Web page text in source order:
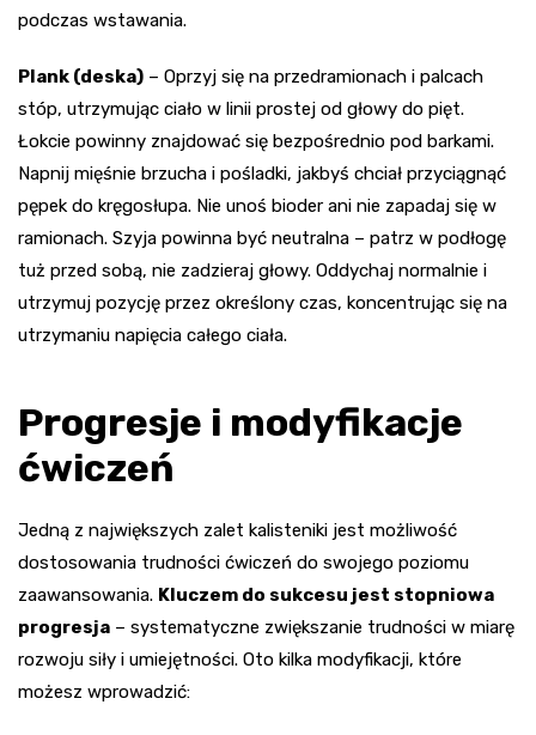
podczas wstawania.
Plank (deska) – Oprzyj się na przedramionach i palcach
stóp, utrzymując ciało w linii prostej od głowy do pięt.
Łokcie powinny znajdować się bezpośrednio pod barkami.
Napnij mięśnie brzucha i pośladki, jakbyś chciał przyciągnąć
pępek do kręgosłupa. Nie unoś bioder ani nie zapadaj się w
ramionach. Szyja powinna być neutralna – patrz w podłogę
tuż przed sobą, nie zadzieraj głowy. Oddychaj normalnie i
utrzymuj pozycję przez określony czas, koncentrując się na
utrzymaniu napięcia całego ciała.
Progresje i modyfikacje
ćwiczeń
Jedną z największych zalet kalisteniki jest możliwość
dostosowania trudności ćwiczeń do swojego poziomu
zaawansowania. Kluczem do sukcesu jest stopniowa
progresja – systematyczne zwiększanie trudności w miarę
rozwoju siły i umiejętności. Oto kilka modyfikacji, które
możesz wprowadzić: